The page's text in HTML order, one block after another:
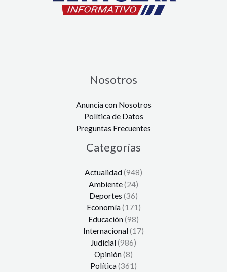
Nosotros
Anuncia con Nosotros
Política de Datos
Preguntas Frecuentes
Categorías
Actualidad(948)
Ambiente(24)
Deportes (36)
Economía(171)
Educación(98)
Internacional(17)
Judicial(986)
Opinión(8)
Política(361)